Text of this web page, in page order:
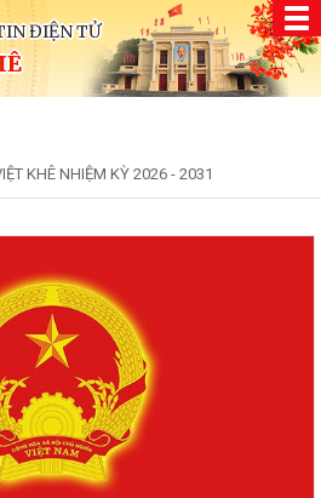
ĐIỆN TỬ
KHÊ NHIỆM KỲ 2026 - 2031